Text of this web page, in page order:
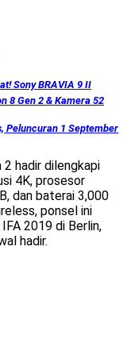
Sony BRAVIA 9 II
8 Gen 2 & Kamera 52
Peluncuran 1 September
hadir dilengkapi
4K, prosesor
dan baterai 3,000
ponsel ini
2019 di Berlin,
hadir.